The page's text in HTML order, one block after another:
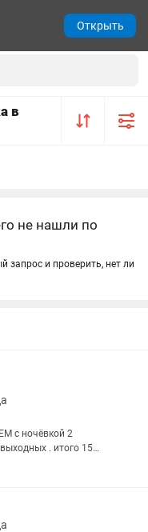
в
не нашли по
запрос и проверить, нет ли
с ночёвкой 2
. итого 15
30+ ( С ОПЫТОМ
Требуются
обязанности по...
Открыть